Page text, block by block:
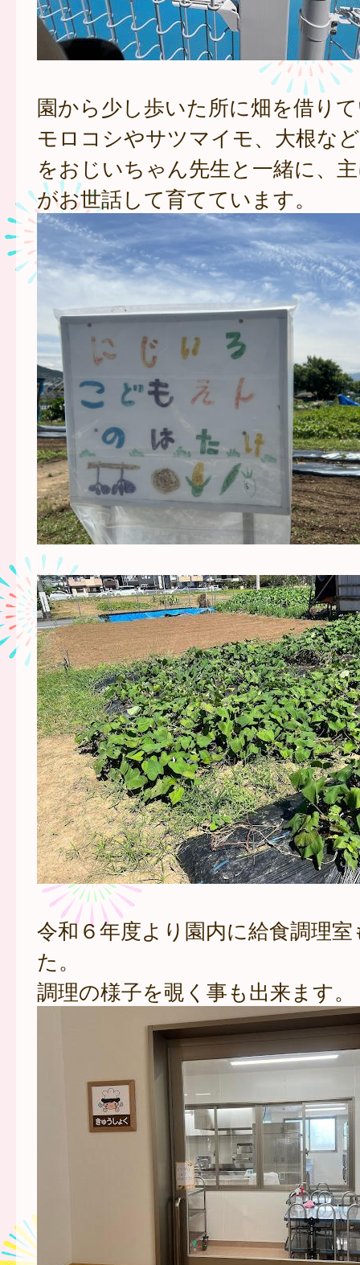
園から少し歩いた所に畑を借り
モロコシやサツマイモ、大根な
をおじいちゃん先生と一緒に、
がお世話して育てています。
令和６年度より園内に給食調理
た。
調理の様子を覗く事も出来ます。